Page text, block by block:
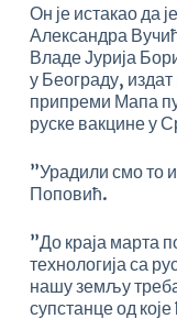
Он је истакао да
Александра
Владе Јурија
у Београду,
припреми Мапа
руске вакцине у
”Урадили смо то
Поповић.
”До краја марта
технологија са
нашу земљу
супстанце од